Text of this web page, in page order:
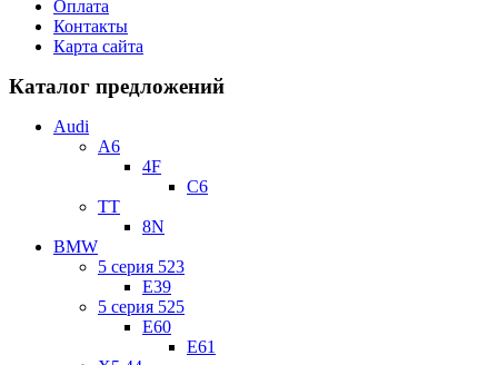
Оплата
Контакты
Карта сайта
Каталог предложений
Audi
A6
4F
C6
TT
8N
BMW
5 серия 523
E39
5 серия 525
E60
E61